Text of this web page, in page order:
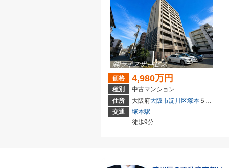
価格 4,980万円
種別
中古マンション
住所
大阪府大阪市淀川区塚本 ５丁目3-22
交通
塚本駅
徒歩9分